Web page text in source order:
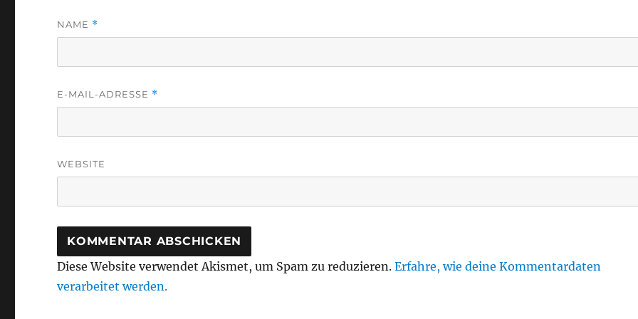
NAME *
E-MAIL-ADRESSE *
WEBSITE
Diese Website verwendet Akismet, um Spam zu reduzieren.Erfahre, wie deine Kommentardaten
verarbeitet werden.